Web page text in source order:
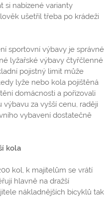
si nabízené varianty
ušetřil třeba po krádeži
sportovní výbavy je správné
lyžařské výbavy čtyřčlenné
pojistný limit může
lyže nebo kola pojištěná
domácnosti a pořizovali
za vyšší cenu, raději
vybavení dostatečně
kola
kol, k majitelům se vrátí
hlavně na dražší
nákladnějších bicyklů tak